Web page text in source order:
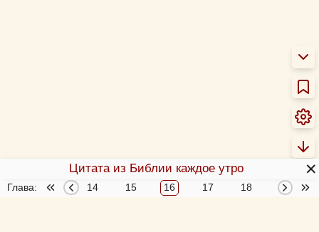
Глава:
12 13 14 15 16 17 18 19
Цитата из Библии каждое утро ✕